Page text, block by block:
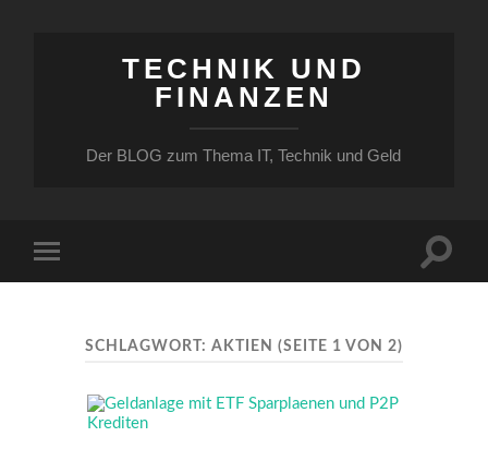
TECHNIK UND
FINANZEN
Der BLOG zum Thema IT, Technik und Geld
Menü
SCHLAGWORT: AKTIEN (SEITE 1 VON 2)